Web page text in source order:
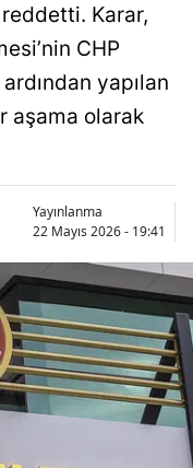
reddetti. Karar,
CHP
yapılan
aşama olarak
Yayınlanma
22 Mayıs 2026 - 19:41